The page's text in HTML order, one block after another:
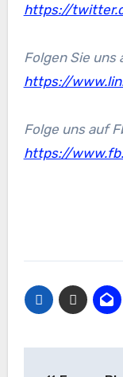
https://
Folgen Sie uns
https://
Folge uns auf
https://